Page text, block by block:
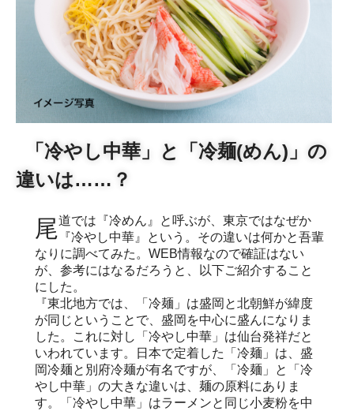
「冷やし中華」と「冷麺(めん)」の
違いは……？
尾道では『冷めん』と呼ぶが、東京ではなぜか
『冷やし中華』という。その違いは何かと吾輩
なりに調べてみた。WEB情報なので確証はない
が、参考にはなるだろうと、以下ご紹介すること
にした。
『東北地方では、「冷麺」は盛岡と北朝鮮が緯度
が同じということで、盛岡を中心に盛んになりま
した。これに対し「冷やし中華」は仙台発祥だと
いわれています。日本で定着した「冷麺」は、盛
岡冷麺と別府冷麺が有名ですが、「冷麺」と「冷
やし中華」の大きな違いは、麺の原料にありま
す。「冷やし中華」はラーメンと同じ小麦粉を中